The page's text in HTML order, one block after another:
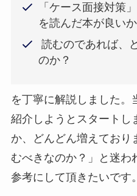
「ケース面接対策
を読んだ本が良い
読むのであれば、
のか？
を丁寧に解説しました。
紹介しようとスタートし
か、どんどん増えており
むべきなのか？」と迷わ
参考にして頂きたいです